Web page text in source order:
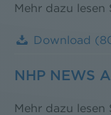
Mehr dazu lesen
Download
NHP NEWS
Mehr dazu lesen